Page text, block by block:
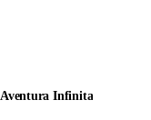
Aventura Infinita